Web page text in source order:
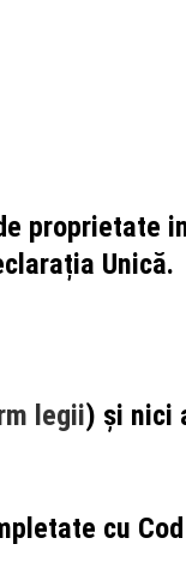
proprietate
Unică.
legii) și nici
cu